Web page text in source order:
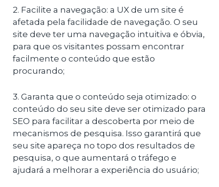
2. Facilite a navegação: a UX de um site é
afetada pela facilidade de navegação. O seu
site deve ter uma navegação intuitiva e óbvia,
para que os visitantes possam encontrar
facilmente o conteúdo que estão
procurando;
3. Garanta que o conteúdo seja otimizado: o
conteúdo do seu site deve ser otimizado para
SEO para facilitar a descoberta por meio de
mecanismos de pesquisa. Isso garantirá que
seu site apareça no topo dos resultados de
pesquisa, o que aumentará o tráfego e
ajudará a melhorar a experiência do usuário;